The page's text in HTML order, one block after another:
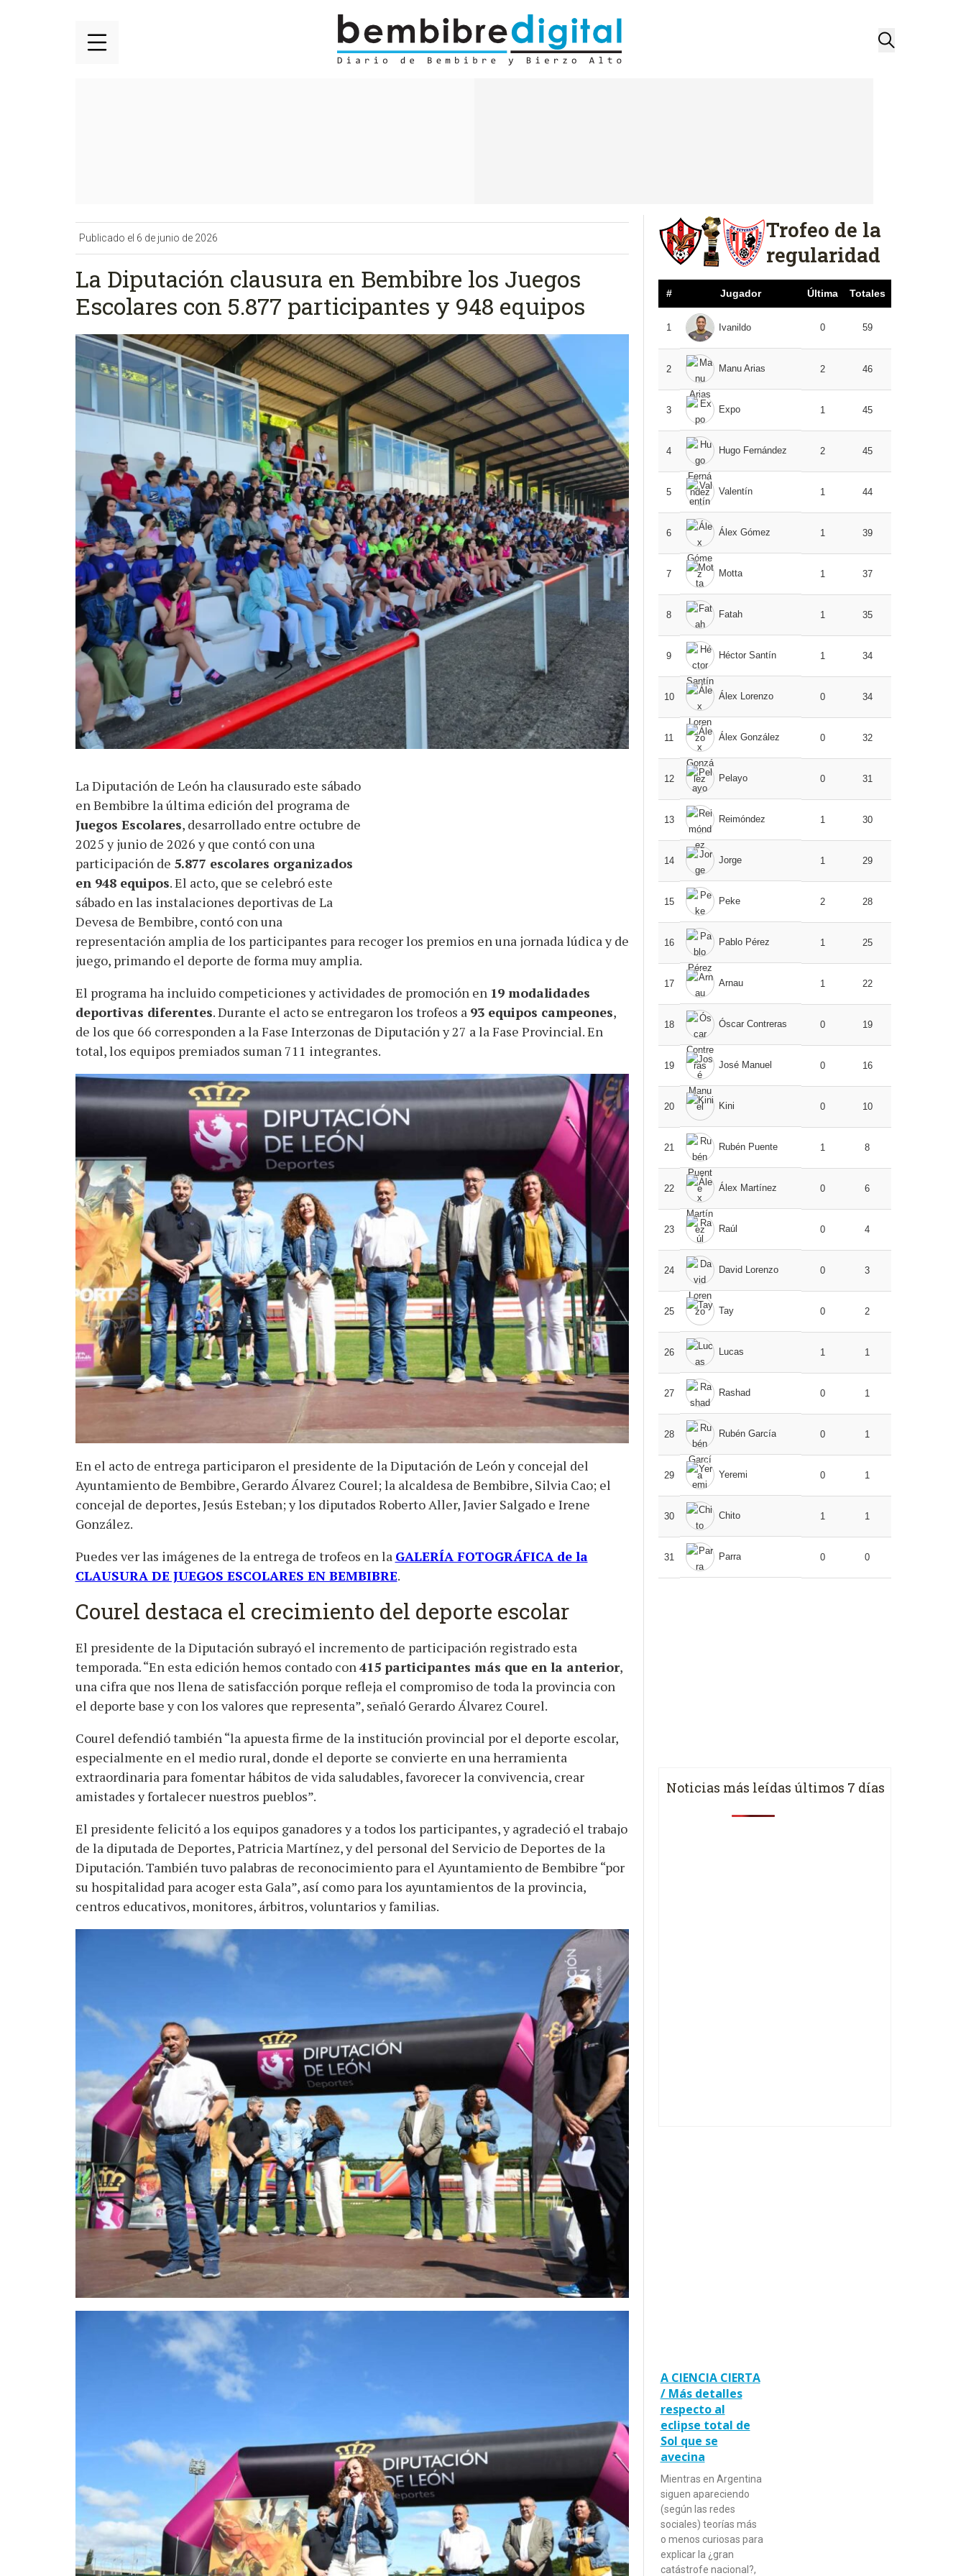
Publicado el 6 de junio de 2026
La Diputación clausura en Bembibre los Juegos
Escolares con 5.877 participantes y 948 equipos
La Diputación de León ha clausurado este sábado
en Bembibre la última edición del programa de
Juegos Escolares, desarrollado entre octubre de
2025 y junio de 2026 y que contó con una
participación de 5.877 escolares organizados
en 948 equipos. El acto, que se celebró este
sábado en las instalaciones deportivas de La
Devesa de Bembibre, contó con una
representación amplia de los participantes para recoger los premios en una jornada lúdica y de
juego, primando el deporte de forma muy amplia.
El programa ha incluido competiciones y actividades de promoción en 19 modalidades
deportivas diferentes. Durante el acto se entregaron los trofeos a 93 equipos campeones,
de los que 66 corresponden a la Fase Interzonas de Diputación y 27 a la Fase Provincial. En
total, los equipos premiados suman 711 integrantes.
En el acto de entrega participaron el presidente de la Diputación de León y concejal del
Ayuntamiento de Bembibre, Gerardo Álvarez Courel; la alcaldesa de Bembibre, Silvia Cao; el
concejal de deportes, Jesús Esteban; y los diputados Roberto Aller, Javier Salgado e Irene
González.
Puedes ver las imágenes de la entrega de trofeos en la GALERÍA FOTOGRÁFICA de la
CLAUSURA DE JUEGOS ESCOLARES EN BEMBIBRE.
Courel destaca el crecimiento del deporte escolar
El presidente de la Diputación subrayó el incremento de participación registrado esta
temporada. “En esta edición hemos contado con415 participantes más que en la anterior,
una cifra que nos llena de satisfacción porque refleja el compromiso de toda la provincia con
el deporte base y con los valores que representa”, señaló Gerardo Álvarez Courel.
Courel defendió también “la apuesta firme de la institución provincial por el deporte escolar,
especialmente en el medio rural, donde el deporte se convierte en una herramienta
extraordinaria para fomentar hábitos de vida saludables, favorecer la convivencia, crear
amistades y fortalecer nuestros pueblos”.
El presidente felicitó a los equipos ganadores y a todos los participantes, y agradeció el trabajo
de la diputada de Deportes, Patricia Martínez, y del personal del Servicio de Deportes de la
Diputación. También tuvo palabras de reconocimiento para el Ayuntamiento de Bembibre “por
su hospitalidad para acoger esta Gala”, así como para los ayuntamientos de la provincia,
centros educativos, monitores, árbitros, voluntarios y familias.
Trofeo de la
regularidad
# Jugador Última Totales
1 Ivanildo 0 59
2 Manu Arias 2 46
3 Expo 1 45
4 Hugo Fernández 2 45
5 Valentín 1 44
6 Álex Gómez 1 39
7 Motta 1 37
8 Fatah 1 35
9 Héctor Santín 1 34
10 Álex Lorenzo 0 34
11 Álex González 0 32
12 Pelayo 0 31
13 Reimóndez 1 30
14 Jorge 1 29
15 Peke 2 28
16 Pablo Pérez 1 25
17 Arnau 1 22
18 Óscar Contreras 0 19
19 José Manuel 0 16
20 Kini 0 10
21 Rubén Puente 1 8
22 Álex Martínez 0 6
23 Raúl 0 4
24 David Lorenzo 0 3
25 Tay 0 2
26 Lucas 1 1
27 Rashad 0 1
28 Rubén García 0 1
29 Yeremi 0 1
30 Chito 1 1
31 Parra 0 0
Noticias más leídas últimos 7 días
A CIENCIA CIERTA
/ Más detalles
respecto al
eclipse total de
Sol que se
avecina
Mientras en Argentina
siguen apareciendo
(según las redes
sociales) teorías más
o menos curiosas para
explicar la ¿gran
catástrofe nacional?,